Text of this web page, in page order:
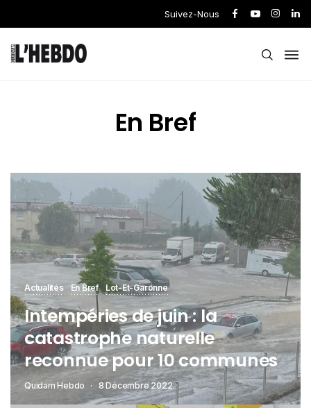
Suivez-Nous
En Bref
Actualités En Bref Lot-Et-Garonne
Intempéries de juin : la
catastrophe naturelle
reconnue pour 10 communes
Quidam Hebdo 8 Décembre 2022